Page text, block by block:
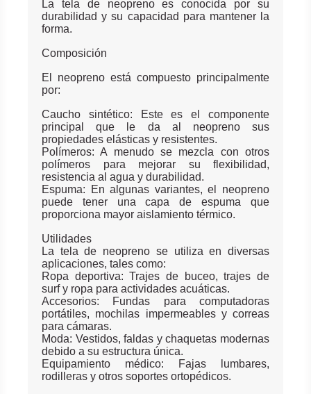
La tela de neopreno es conocida por su
durabilidad y su capacidad para mantener la
forma.
Composición
El neopreno está compuesto principalmente
por:
Caucho sintético: Este es el componente
principal que le da al neopreno sus
propiedades elásticas y resistentes.
Polímeros: A menudo se mezcla con otros
polímeros para mejorar su flexibilidad,
resistencia al agua y durabilidad.
Espuma: En algunas variantes, el neopreno
puede tener una capa de espuma que
proporciona mayor aislamiento térmico.
Utilidades
La tela de neopreno se utiliza en diversas
aplicaciones, tales como:
Ropa deportiva: Trajes de buceo, trajes de
surf y ropa para actividades acuáticas.
Accesorios: Fundas para computadoras
portátiles, mochilas impermeables y correas
para cámaras.
Moda: Vestidos, faldas y chaquetas modernas
debido a su estructura única.
Equipamiento médico: Fajas lumbares,
rodilleras y otros soportes ortopédicos.